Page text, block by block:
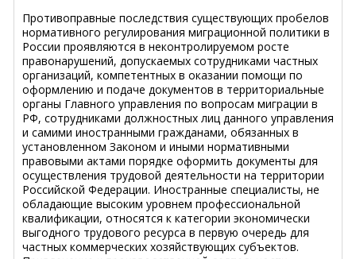
Противоправные последствия существующих пробелов
нормативного регулирования миграционной политики в
России проявляются в неконтролируемом росте
правонарушений, допускаемых сотрудниками частных
организаций, компетентных в оказании помощи по
оформлению и подаче документов в территориальные
органы Главного управления по вопросам миграции в
РФ, сотрудниками должностных лиц данного управления
и самими иностранными гражданами, обязанных в
установленном Законом и иными нормативными
правовыми актами порядке оформить документы для
осуществления трудовой деятельности на территории
Российской Федерации. Иностранные специалисты, не
обладающие высоким уровнем профессиональной
квалификации, относятся к категории экономически
выгодного трудового ресурса в первую очередь для
частных коммерческих хозяйствующих субъектов.